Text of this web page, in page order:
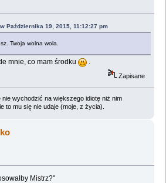
Października 19, 2015, 11:12:27 pm
Twoja wolna wola.
mnie, co mam środku .
Zapisane
nie wychodzić na większego idiotę niż nim
to mu się nie udaje (moje, z życia).
Mistrz?"